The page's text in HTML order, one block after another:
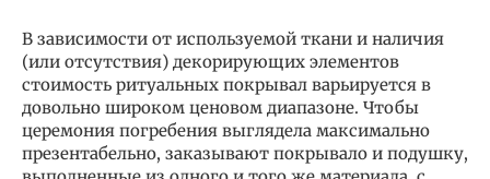
В зависимости от используемой ткани и наличия
(или отсутствия) декорирующих элементов
стоимость ритуальных покрывал варьируется в
довольно широком ценовом диапазоне. Чтобы
церемония погребения выглядела максимально
презентабельно, заказывают покрывало и подушку,